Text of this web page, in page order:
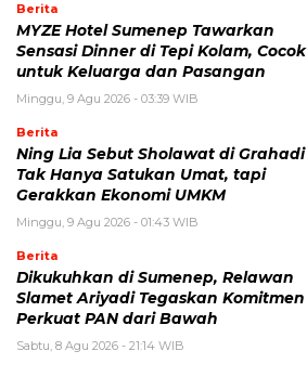
Berita
MYZE Hotel Sumenep Tawarkan
Sensasi Dinner di Tepi Kolam, Cocok
untuk Keluarga dan Pasangan
Minggu, 9 Agu 2026 - 03:39 WIB
Berita
Ning Lia Sebut Sholawat di Grahadi
Tak Hanya Satukan Umat, tapi
Gerakkan Ekonomi UMKM
Minggu, 9 Agu 2026 - 01:43 WIB
Berita
Dikukuhkan di Sumenep, Relawan
Slamet Ariyadi Tegaskan Komitmen
Perkuat PAN dari Bawah
Sabtu, 8 Agu 2026 - 21:14 WIB